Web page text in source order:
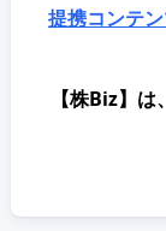
提携コンテ
【株Biz】は、